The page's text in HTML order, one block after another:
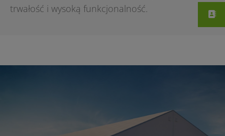
trwałość i wysoką funkcjonalność.